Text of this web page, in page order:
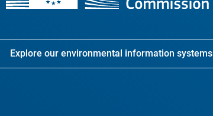
Explore our environmental information systems